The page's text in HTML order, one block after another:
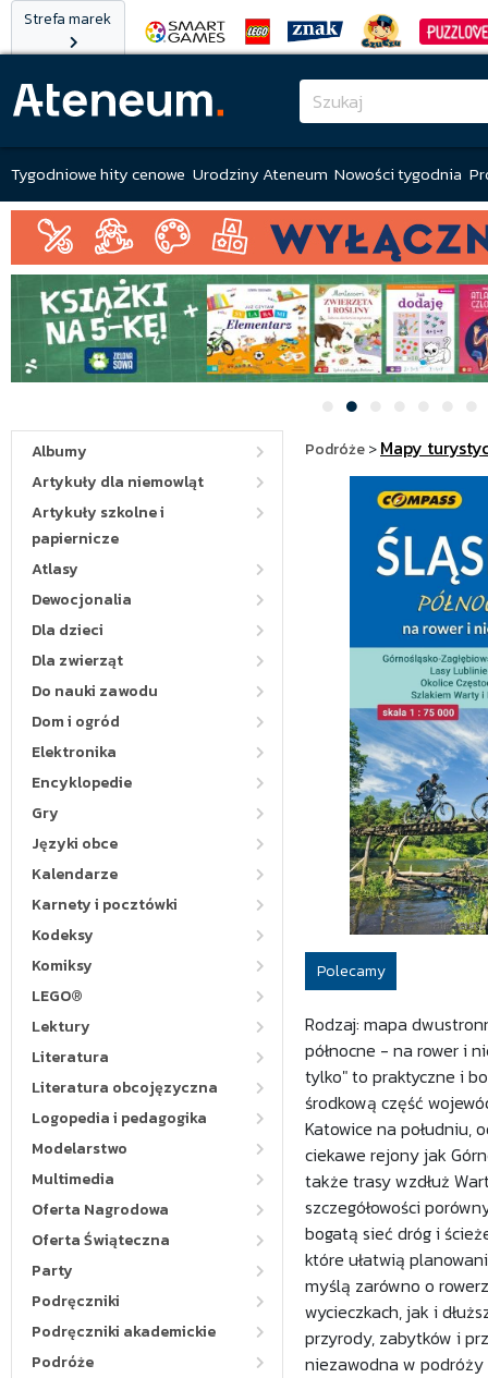
Strefa marek
Tygodniowe hity cenowe Urodziny Ateneum Nowości tygodnia
Albumy
Artykuły dla niemowląt
Artykuły szkolne i
papiernicze
Atlasy
Dewocjonalia
Dla dzieci
Dla zwierząt
Do nauki zawodu
Dom i ogród
Elektronika
Encyklopedie
Gry
Języki obce
Kalendarze
Karnety i pocztówki
Kodeksy
Komiksy
LEGO®
Lektury
Literatura
Literatura obcojęzyczna
Logopedia i pedagogika
Modelarstwo
Multimedia
Oferta Nagrodowa
Oferta Świąteczna
Party
Podręczniki
Podręczniki akademickie
Podróże
Podróże>Mapy
Polecamy
Rodzaj: mapa
północne - na rower i
tylko" to praktyczne i
środkową część
Katowice na południu,
ciekawe rejony jak
także trasy wzdłuż
szczegółowości
bogatą sieć dróg i
które ułatwią
myślą zarówno o
wycieczkach, jak i
przyrody, zabytków i
niezawodna w podróży